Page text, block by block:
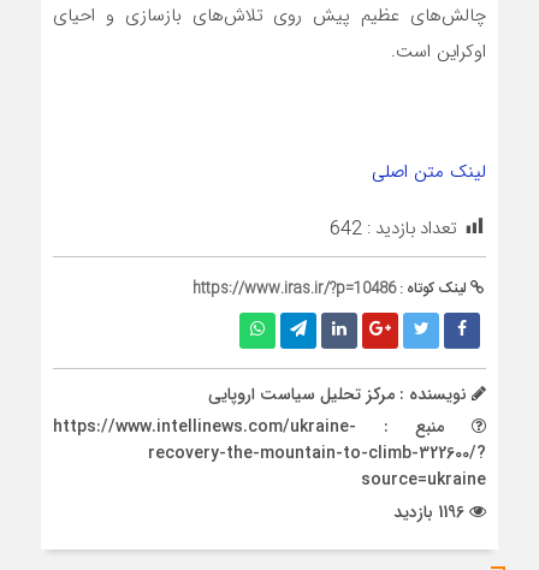
چالش‌های عظیم پیش روی تلاش‌های بازسازی و احیای
اوکراین است.
لینک متن اصلی
تعداد بازدید : 642
لینک کوتاه :https://www.iras.ir/?p=10486
نویسنده : مرکز تحلیل سیاست اروپایی
منبع : https://www.intellinews.com/ukraine-
recovery-the-mountain-to-climb-322600/?
source=ukraine